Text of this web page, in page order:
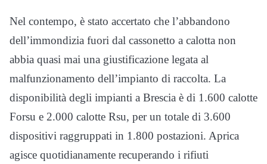
Nel contempo, è stato accertato che l’abbandono
dell’immondizia fuori dal cassonetto a calotta non
abbia quasi mai una giustificazione legata al
malfunzionamento dell’impianto di raccolta. La
disponibilità degli impianti a Brescia è di 1.600 calotte
Forsu e 2.000 calotte Rsu, per un totale di 3.600
dispositivi raggruppati in 1.800 postazioni. Aprica
agisce quotidianamente recuperando i rifiuti